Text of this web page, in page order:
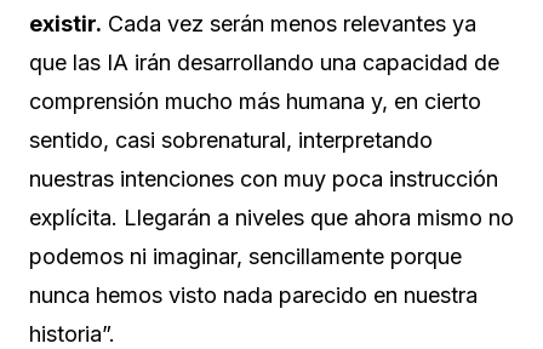
existir. Cada vez serán menos relevantes ya
que las IA irán desarrollando una capacidad de
comprensión mucho más humana y, en cierto
sentido, casi sobrenatural, interpretando
nuestras intenciones con muy poca instrucción
explícita. Llegarán a niveles que ahora mismo no
podemos ni imaginar, sencillamente porque
nunca hemos visto nada parecido en nuestra
historia”.